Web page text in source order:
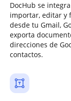
DocHub se
importar, editar y
desde tu Gmail,
exporta
direcciones de
contactos.